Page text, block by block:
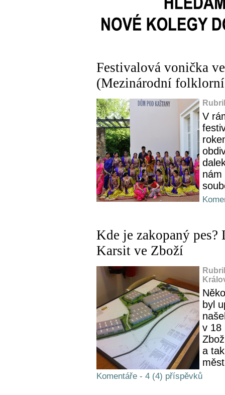
Festivalová vonička
(Mezinárodní
V
nám
Kde je zakopaný
Karsit ve Zboží
byl
v 18
a
Komentáře - 4 (4) příspěvků